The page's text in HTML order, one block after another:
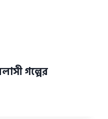
গল্পের